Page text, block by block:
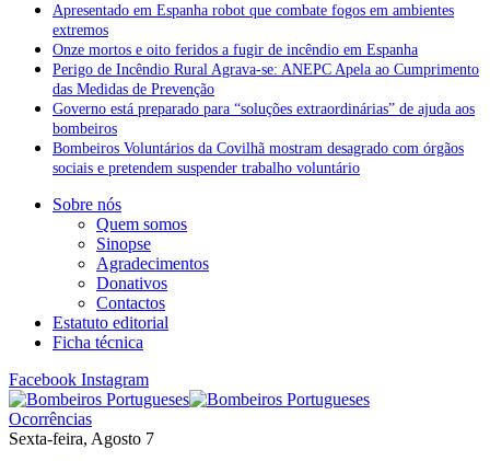
Apresentado em Espanha robot que combate fogos em ambientes
extremos
Onze mortos e oito feridos a fugir de incêndio em Espanha
Perigo de Incêndio Rural Agrava-se: ANEPC Apela ao Cumprimento
das Medidas de Prevenção
Governo está preparado para “soluções extraordinárias” de ajuda aos
bombeiros
Bombeiros Voluntários da Covilhã mostram desagrado com órgãos
sociais e pretendem suspender trabalho voluntário
Sobre nós
Quem somos
Sinopse
Agradecimentos
Donativos
Contactos
Estatuto editorial
Ficha técnica
Facebook Instagram
Ocorrências
Sexta-feira, Agosto 7